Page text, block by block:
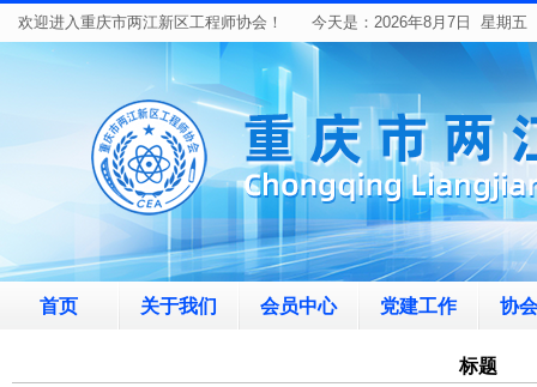
欢迎进入重庆市两江新区工程师协会！ 今天是： 2026年8月7日 星期五
首页 关于我们 会员中心 党建工作 协
标题